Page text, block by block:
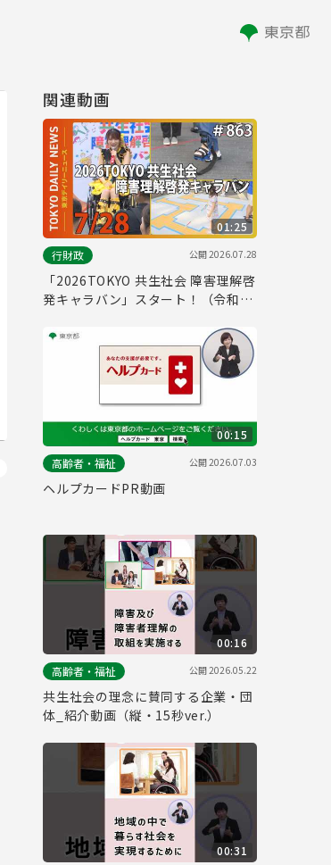
関連動画
01:25
行財政
公開2026.07.28
「2026TOKYO 共生社会 障害理解啓
発キャラバン」スタート！（令和8
No.863）
00:15
高齢者・福祉
公開2026.07.03
ヘルプカードPR動画
00:16
高齢者・福祉
公開2026.05.22
共生社会の理念に賛同する企業・団
体_紹介動画（縦・15秒ver.）
00:31